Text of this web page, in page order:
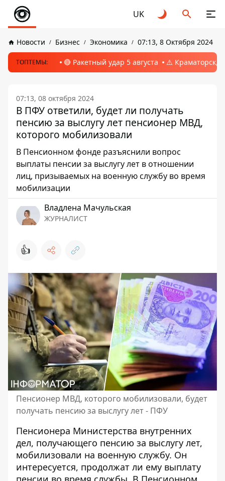
UK
Новости Бизнес Экономика 07:13, 8 Октября 2024
ТОПТЕМЫ: 🔴 Ракетный удар 5 августа ⚠️ Краматорск,
07:13, 08 октября 2024
В ПФУ ответили, будет ли получать
пенсию за выслугу лет пенсионер МВД,
которого мобилизовали
В Пенсионном фонде разъяснили вопрос
выплаты пенсии за выслугу лет в отношении
лиц, призываемых на военную службу во время
мобилизации
Владлена Мачульская
ЖУРНАЛИСТ
👍
Пенсионер МВД, которого мобилизовали, будет
получать пенсию за выслугу лет - ПФУ
Пенсионера Министерства внутренних
дел, получающего пенсию за выслугу лет,
мобилизовали на военную службу. Он
интересуется, продолжат ли ему выплату